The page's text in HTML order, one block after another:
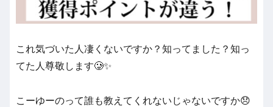
これ気づいた人凄くないですか？知ってました？知っ
てた人尊敬します🥲✨
こーゆーのって誰も教えてくれないじゃないですか😞